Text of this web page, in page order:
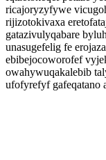
ricajoryzyfywe
rijizotokivaxa
gatazivulyqabare
unasugefelig fe
ebibejocoworofef
owahywuqakalebib
ufofyrefyf gafeqatano